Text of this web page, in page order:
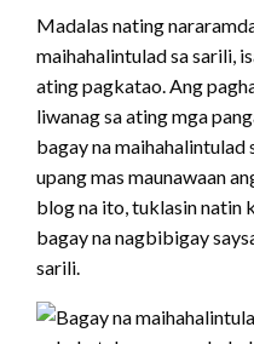
Madalas nating
maihahalintulad sa sarili,
ating pagkatao. Ang
liwanag sa ating mga
bagay na
upang mas maunawaan
blog na ito, tuklasin natin
bagay na nagbibigay
sarili.